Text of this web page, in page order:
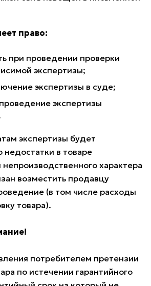
право:
при проведении проверки
экспертизы;
экспертизы в суде;
экспертизы
экспертизы будет
недостатки в товаре
характера
возместить продавцу
(в том числе расходы
товара).
потребителем претензии
по истечении гарантийного